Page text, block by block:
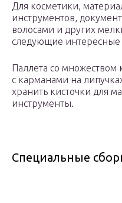
Для косметики,
инструментов,
волосами и других
следующие
Паллета со множеством
с карманами на
хранить кисточки для
инструменты.
Специальные